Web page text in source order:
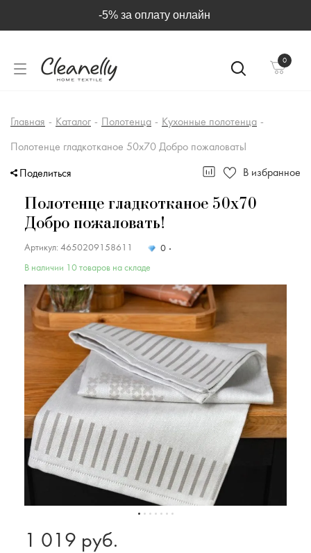
-5% за оплату онлайн
0
Главная - Каталог - Полотенца - Кухонные полотенца -
Полотенце гладкотканое 50х70 Добро пожаловать!
Поделиться В избранное
Полотенце гладкотканое 50х70
Добро пожаловать!
Артикул: 4650209158611
0
В наличии 10 товаров на складе
1 019 руб.